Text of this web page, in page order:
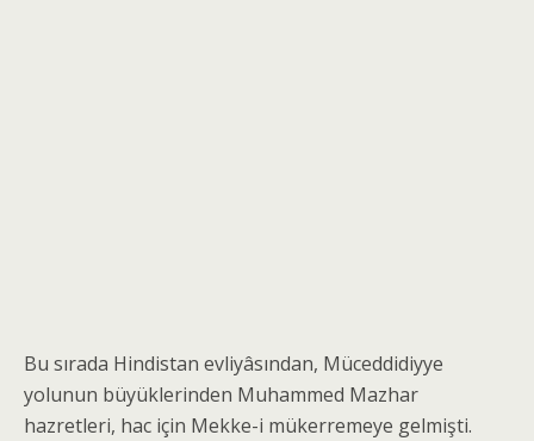
Bu sırada Hindistan evliyâsından, Müceddidiyye
yolunun büyüklerinden Muhammed Mazhar
hazretleri, hac için Mekke-i mükerremeye gelmişti.